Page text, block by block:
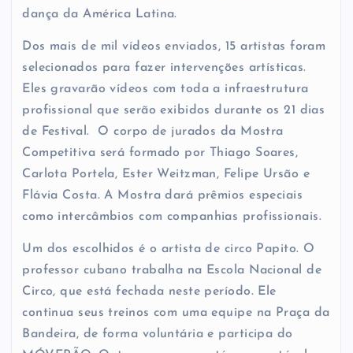
dança da América Latina.
Dos mais de mil vídeos enviados, 15 artistas foram
selecionados para fazer intervenções artísticas.
Eles gravarão vídeos com toda a infraestrutura
profissional que serão exibidos durante os 21 dias
de Festival. O corpo de jurados da Mostra
Competitiva será formado por Thiago Soares,
Carlota Portela, Ester Weitzman, Felipe Ursão e
Flávia Costa. A Mostra dará prêmios especiais
como intercâmbios com companhias profissionais.
Um dos escolhidos é o artista de circo Papito. O
professor cubano trabalha na Escola Nacional de
Circo, que está fechada neste período. Ele
continua seus treinos com uma equipe na Praça da
Bandeira, de forma voluntária e participa do